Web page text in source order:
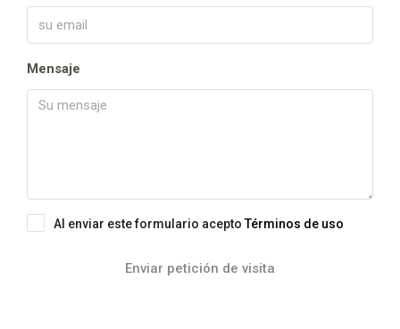
Mensaje
Al enviar este formulario aceptoTérminos de uso
Enviar petición de visita